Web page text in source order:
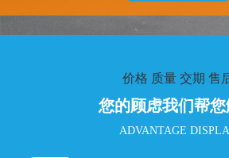
价格 质量 交期 售
您的顾虑我们帮
ADVANTAGE